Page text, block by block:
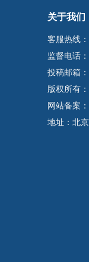
关于我们
客服热线：
监督电话
投稿邮箱：
版权所有
网站备案：
地址：北